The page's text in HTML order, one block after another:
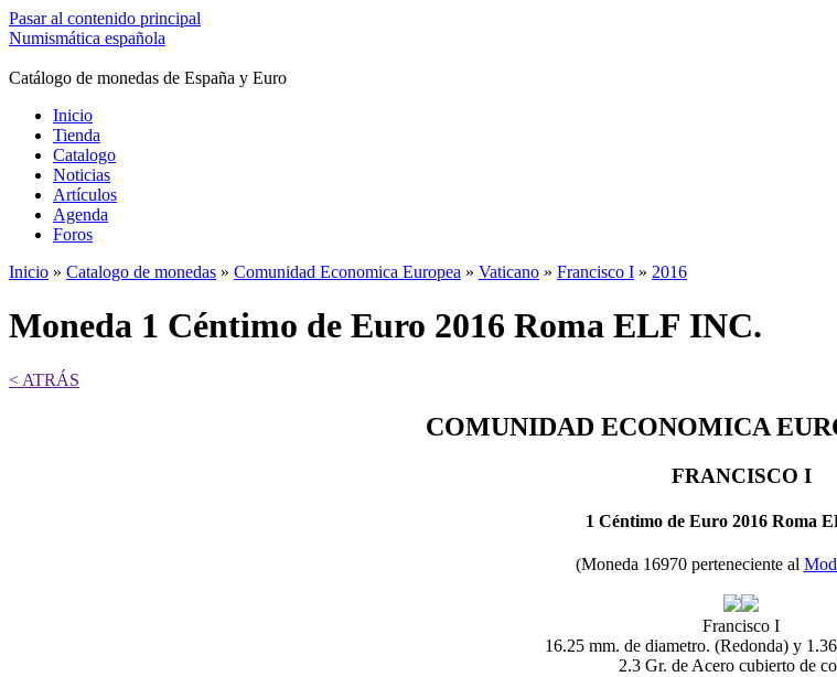
Pasar al contenido principal
Numismática española
Catálogo de monedas de España y Euro
Inicio
Tienda
Catalogo
Noticias
Artículos
Agenda
Foros
Inicio » Catalogo de monedas » Comunidad Economica Europea » Vaticano » Francisco I » 2016
Moneda 1 Céntimo de Euro 2016 Roma ELF INC.
< ATRÁS
COMUNIDAD ECONOMICA
FRANCISCO I
1 Céntimo de Euro 2016 Roma
(Moneda 16970 perteneciente al
Francisco I
16.25 mm. de diametro. (Redonda) y
2.3 Gr. de Acero cubierto de